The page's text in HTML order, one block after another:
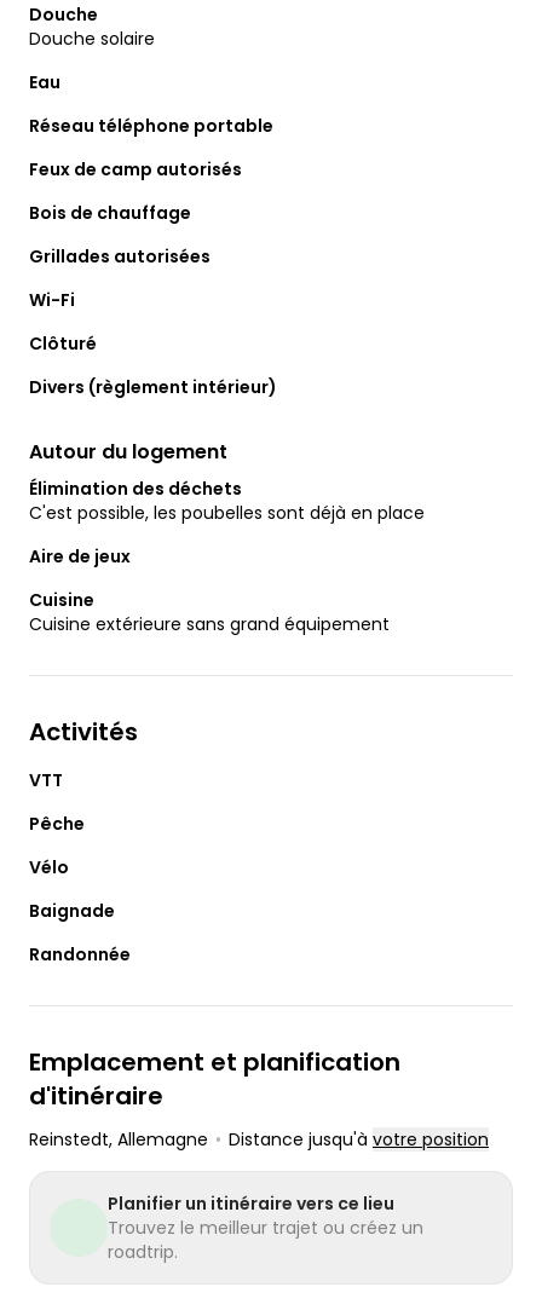
Douche
Douche solaire
Eau
Réseau téléphone portable
Feux de camp autorisés
Bois de chauffage
Grillades autorisées
Wi-Fi
Clôturé
Divers (règlement intérieur)
Autour du logement
Élimination des déchets
C'est possible, les poubelles sont déjà en place
Aire de jeux
Cuisine
Cuisine extérieure sans grand équipement
Activités
VTT
Pêche
Vélo
Baignade
Randonnée
Emplacement et planification
d'itinéraire
Reinstedt, Allemagne • Distance jusqu'à votre position
Planifier un itinéraire vers ce lieu
Trouvez le meilleur trajet ou créez un
roadtrip.